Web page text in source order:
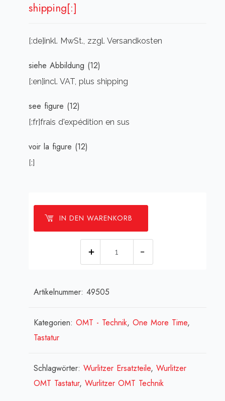
shipping[:]
[:de]inkl. MwSt., zzgl. Versandkosten
siehe Abbildung (12)
[:en]incl. VAT, plus shipping
see figure (12)
[:fr]frais d'expédition en sus
voir la figure (12)
[:]
IN DEN WARENKORB
[:en]Key
-5-
-5-
[:]
Artikelnummer:49505
Kategorien:OMT - Technik,One More Time,
Tastatur
Schlagwörter:Wurlitzer Ersatzteile,Wurlitzer
OMT Tastatur,Wurlitzer OMT Technik